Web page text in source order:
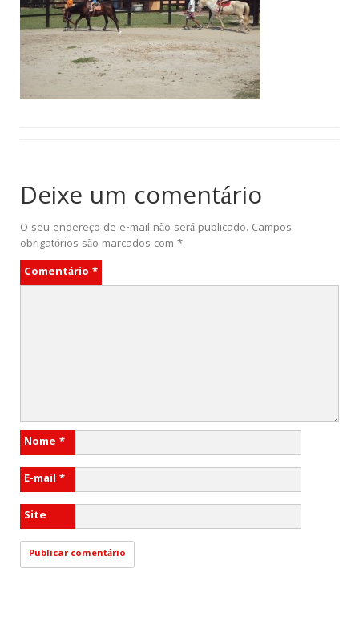
Deixe um comentário
O seu endereço de e-mail não será publicado. Campos
obrigatórios são marcados com *
Comentário *
Nome *
E-mail *
Site